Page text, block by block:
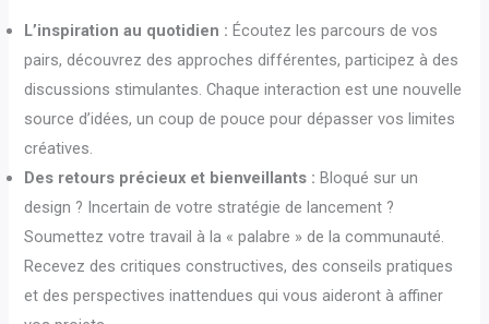
L’inspiration au quotidien : Écoutez les parcours de vos
pairs, découvrez des approches différentes, participez à des
discussions stimulantes. Chaque interaction est une nouvelle
source d’idées, un coup de pouce pour dépasser vos limites
créatives.
Des retours précieux et bienveillants : Bloqué sur un
design ? Incertain de votre stratégie de lancement ?
Soumettez votre travail à la « palabre » de la communauté.
Recevez des critiques constructives, des conseils pratiques
et des perspectives inattendues qui vous aideront à affiner